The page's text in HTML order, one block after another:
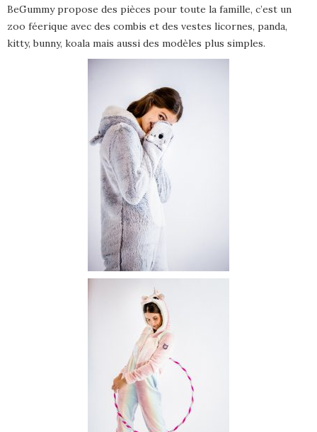
BeGummy propose des pièces pour toute la famille, c’est un
zoo féerique avec des combis et des vestes licornes, panda,
kitty, bunny, koala mais aussi des modèles plus simples.